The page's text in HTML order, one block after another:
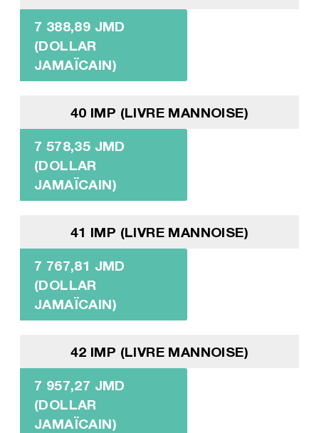
7 388,89 JMD
(DOLLAR
JAMAÏCAIN)
40 IMP (LIVRE MANNOISE)
7 578,35 JMD
(DOLLAR
JAMAÏCAIN)
41 IMP (LIVRE MANNOISE)
7 767,81 JMD
(DOLLAR
JAMAÏCAIN)
42 IMP (LIVRE MANNOISE)
7 957,27 JMD
(DOLLAR
JAMAÏCAIN)